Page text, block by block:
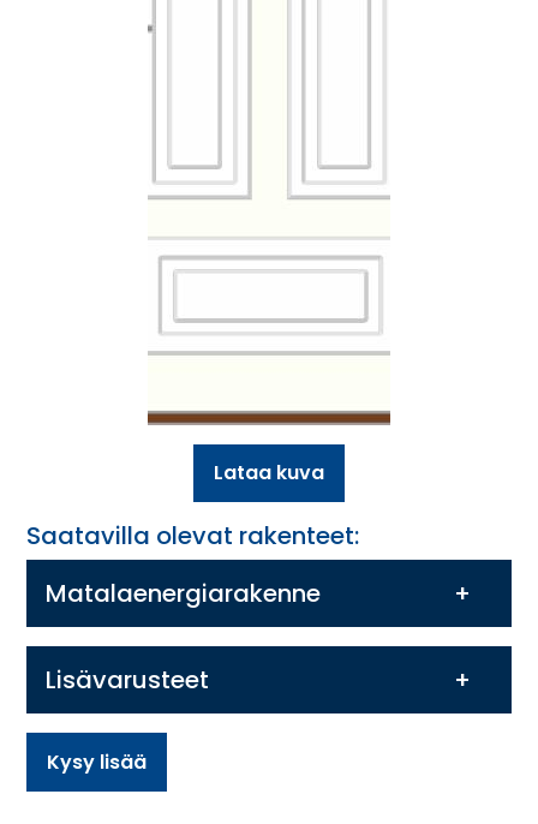
Lataa kuva
Saatavilla olevat rakenteet:
Matalaenergiarakenne
Lisävarusteet
Kysy lisää